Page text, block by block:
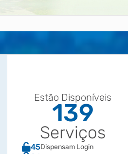
Estão Disponíveis
139
Serviços
45Dispensam Login